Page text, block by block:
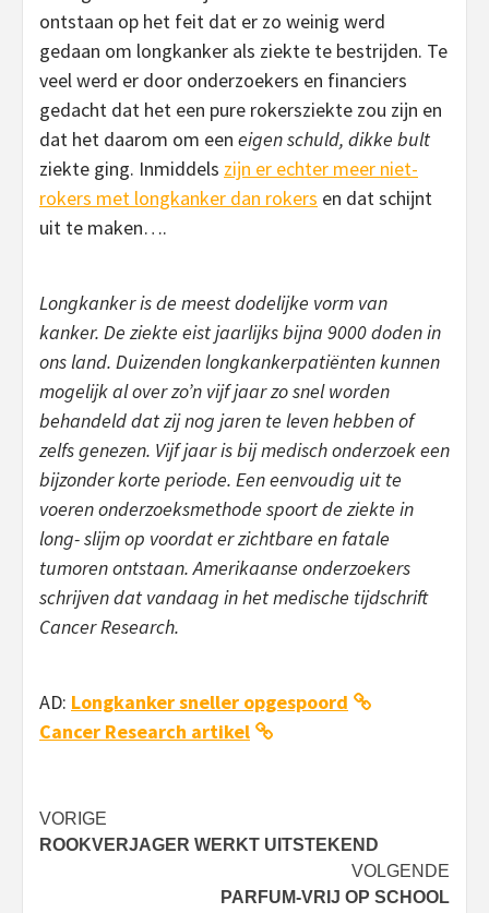
ontstaan op het feit dat er zo weinig werd
gedaan om longkanker als ziekte te bestrijden. Te
veel werd er door onderzoekers en financiers
gedacht dat het een pure rokersziekte zou zijn en
dat het daarom om een eigen schuld, dikke bult
ziekte ging. Inmiddels zijn er echter meer niet-
rokers met longkanker dan rokers en dat schijnt
uit te maken….
Longkanker is de meest dodelijke vorm van
kanker. De ziekte eist jaarlijks bijna 9000 doden in
ons land. Duizenden longkankerpatiënten kunnen
mogelijk al over zo’n vijf jaar zo snel worden
behandeld dat zij nog jaren te leven hebben of
zelfs genezen. Vijf jaar is bij medisch onderzoek een
bijzonder korte periode. Een eenvoudig uit te
voeren onderzoeksmethode spoort de ziekte in
long- slijm op voordat er zichtbare en fatale
tumoren ontstaan. Amerikaanse onderzoekers
schrijven dat vandaag in het medische tijdschrift
Cancer Research.
AD: Longkanker sneller opgespoord
Cancer Research artikel
Bericht
navigatie
VORIGE
ROOKVERJAGER WERKT UITSTEKEND
VOLGENDE
PARFUM-VRIJ OP SCHOOL